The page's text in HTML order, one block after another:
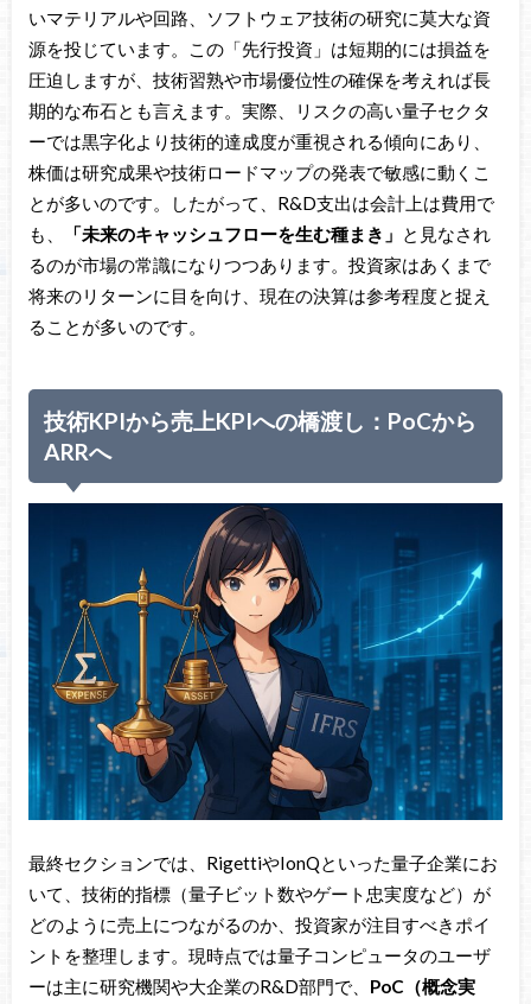
いマテリアルや回路、ソフトウェア技術の研究に莫大な資
源を投じています。この「先行投資」は短期的には損益を
圧迫しますが、技術習熟や市場優位性の確保を考えれば長
期的な布石とも言えます。実際、リスクの高い量子セクタ
ーでは黒字化より技術的達成度が重視される傾向にあり、
株価は研究成果や技術ロードマップの発表で敏感に動くこ
とが多いのです。したがって、R&D支出は会計上は費用で
も、
「未来のキャッシュフローを生む種まき」 と見なされ
るのが市場の常識になりつつあります。投資家はあくまで
将来のリターンに目を向け、現在の決算は参考程度と捉え
ることが多いのです。
技術KPIから売上KPIへの橋渡し：PoCから
ARRへ
最終セクションでは、RigettiやIonQといった量子企業にお
いて、技術的指標（量子ビット数やゲート忠実度など）が
どのように売上につながるのか、投資家が注目すべきポイ
ントを整理します。現時点では量子コンピュータのユーザ
ーは主に研究機関や大企業のR&D部門で、 PoC（概念実